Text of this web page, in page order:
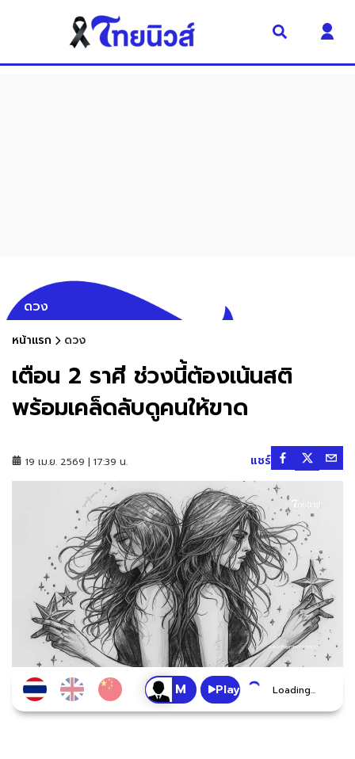
ดวง
หน้าแรก ดวง
เตือน 2 ราศี ช่วงนี้ต้องเน้นสติ
พร้อมเคล็ดลับดูคนให้ขาด
19 เม.ย. 2569 | 17:39 น. แชร์
Play Loading...